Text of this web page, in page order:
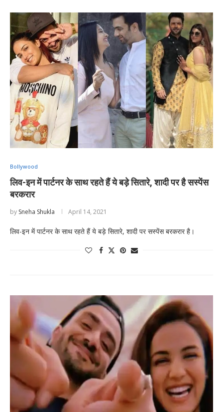
Bollywood
लिव-इन में पार्टनर के साथ रहते हैं ये बड़े सितारे, शादी पर है सस्पेंस
बरकरार
by Sneha Shukla April 14, 2021
लिव-इन में पार्टनर के साथ रहते हैं ये बड़े सितारे, शादी पर सस्पेंस बरकरार है।